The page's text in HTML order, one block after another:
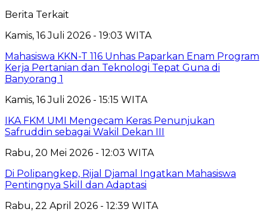
Berita Terkait
Kamis, 16 Juli 2026 - 19:03 WITA
Mahasiswa KKN-T 116 Unhas Paparkan Enam Program
Kerja Pertanian dan Teknologi Tepat Guna di
Banyorang 1
Kamis, 16 Juli 2026 - 15:15 WITA
IKA FKM UMI Mengecam Keras Penunjukan
Safruddin sebagai Wakil Dekan III
Rabu, 20 Mei 2026 - 12:03 WITA
Di Polipangkep, Rijal Djamal Ingatkan Mahasiswa
Pentingnya Skill dan Adaptasi
Rabu, 22 April 2026 - 12:39 WITA